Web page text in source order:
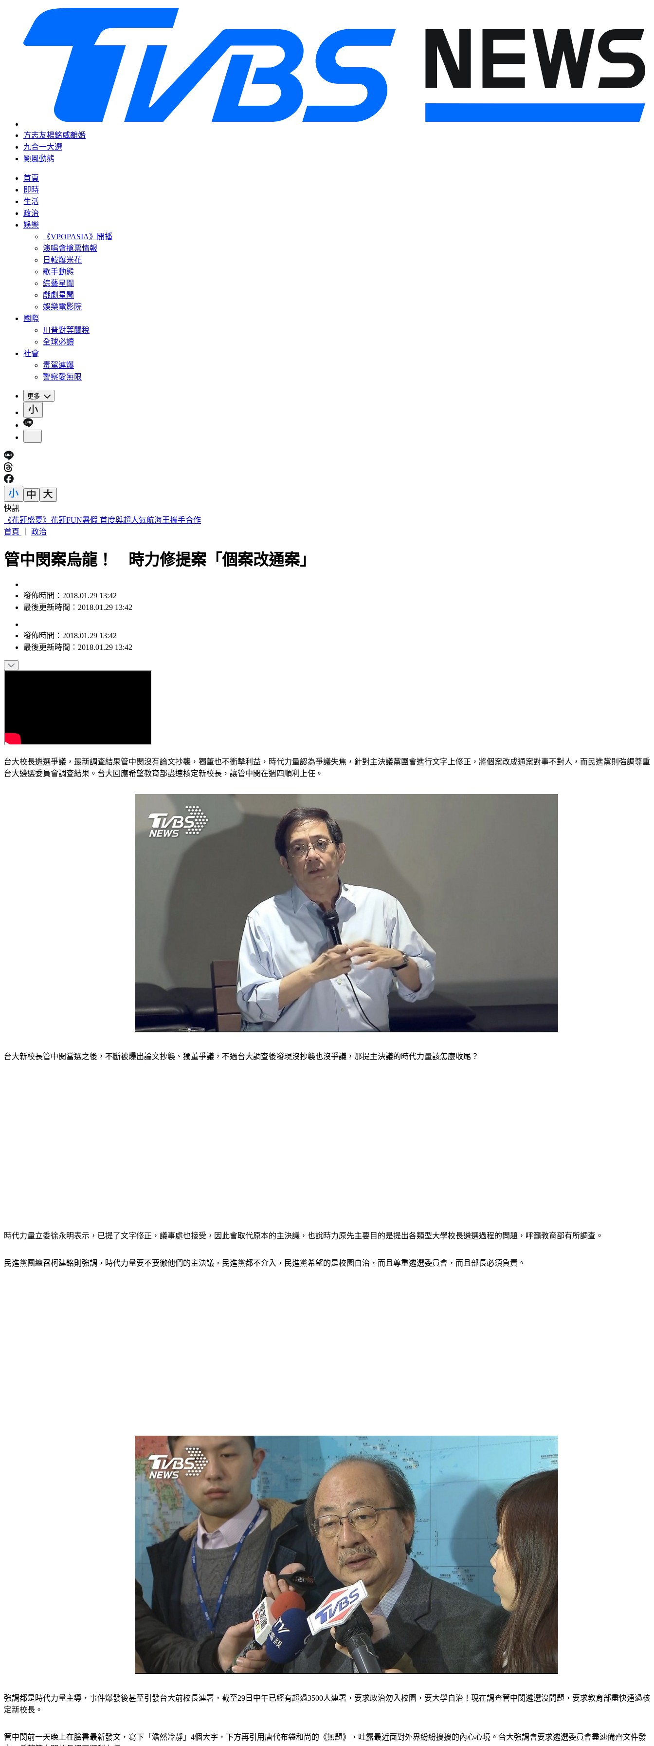
方志友楊銘威離婚
九合一大選
颱風動態
首頁
即時
生活
政治
娛樂
《VPOPASIA》開播
演唱會搶票情報
日韓爆米花
歌手動態
綜藝星聞
戲劇星聞
娛樂電影院
國際
川普對等關稅
全球必讀
社會
毒駕連爆
警察愛無限
更多
快訊
《花蓮盛夏》花蓮FUN暑假 首度與超人氣航海王攜手合作
首頁
政治
管中閔案烏龍！ 時力修提案「個案改通案」
發佈時間：2018.01.29 13:42
最後更新時間：2018.01.29 13:42
發佈時間： 2018.01.29 13:42
最後更新時間： 2018.01.29 13:42
台大校長遴選爭議，最新調查結果管中閔沒有論文抄襲，獨董也不衝擊利益，時代力量認為爭議失焦，針對主決議黨團會進行文字上修正，將個案改成通案對事不對人，而民進黨則強調尊重
台大遴選委員會調查結果。台大回應希望教育部盡速核定新校長，讓管中閔在週四順利上任。
台大新校長管中閔當選之後，不斷被爆出論文抄襲、獨董爭議，不過台大調查後發現沒抄襲也沒爭議，那提主決議的時代力量該怎麼收尾？
時代力量立委徐永明表示，已提了文字修正，議事處也接受，因此會取代原本的主決議，也說時力原先主要目的是提出各類型大學校長遴選過程的問題，呼籲教育部有所調查。
民進黨團總召柯建銘則強調，時代力量要不要徹他們的主決議，民進黨都不介入，民進黨希望的是校園自治，而且尊重遴選委員會，而且部長必須負責。
強調都是時代力量主導，事件爆發後甚至引發台大前校長連署，截至29日中午已經有超過3500人連署，要求政治勿入校園，要大學自治！現在調查管中閔遴選沒問題，要求教育部盡快通過核
定新校長。
管中閔前一天晚上在臉書最新發文，寫下「澹然冷靜」4個大字，下方再引用唐代布袋和尚的《無題》，吐露最近面對外界紛紛擾擾的內心心境。台大強調會要求遴選委員會盡速備齊文件發